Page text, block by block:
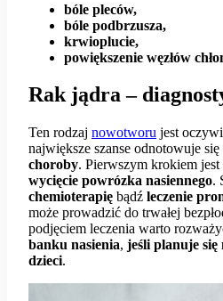
bóle pleców,
bóle podbrzusza,
krwioplucie,
powiększenie węzłów
Rak jądra –
Ten rodzaj nowotworu jest
największe szanse odnotowuje się
choroby. Pierwszym krokiem jest
wycięcie powrózka nasiennego.
chemioterapię bądź leczenie
może prowadzić do trwałej
podjęciem leczenia warto
banku nasienia, jeśli planuje się
dzieci.